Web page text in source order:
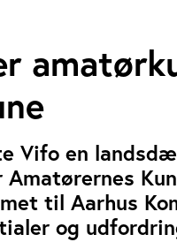
Vifo en
til Aarhus
og